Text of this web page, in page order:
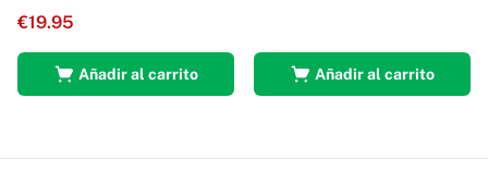
€19.95
Añadir al carrito Añadir al carrito